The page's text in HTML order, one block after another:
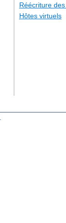
Réécriture
Hôtes virtuels